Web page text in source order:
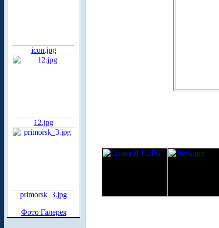
icon.jpg
12.jpg
primorsk_3.jpg
Фото Галерея